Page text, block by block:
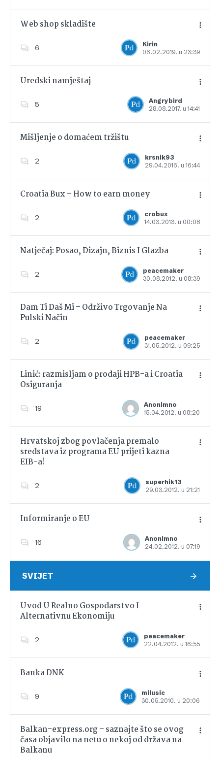
Web shop skladište
6
Kirin
06.02.2019. u 23:39
Dodajte u favorite
Uredski namještaj
5
Angrybird
28.08.2017. u 14:41
Dodajte u favorite
Mišljenje o domaćem tržištu
2
krsnik93
29.04.2016. u 16:44
Dodajte u favorite
Croatia Bux – How to earn money
2
crobux
14.03.2013. u 00:08
Dodajte u favorite
Natječaj: Posao, Dizajn, Biznis I Glazba
2
peacemaker
30.08.2012. u 08:39
Dodajte u favorite
Dam Ti Daš Mi – Održivo Trgovanje Na
Pulski Način
2
peacemaker
31.05.2012. u 09:25
Dodajte u favorite
Linić: razmisljam o prodaji HPB-a i Croatia
Osiguranja
19
Anonimno
15.04.2012. u 08:20
Dodajte u favorite
Hrvatskoj zbog povlačenja premalo
sredstava iz programa EU prijeti kazna
EIB-a!
2
superhik13
29.03.2012. u 21:21
Informiranje o EU
16
Anonimno
24.02.2012. u 07:19
Dodajte u favorite
SVIJET
Uvod U Realno Gospodarstvo I
Alternativnu Ekonomiju
2
peacemaker
22.04.2012. u 16:55
Dodajte u favorite
Banka DNK
9
milusic
30.05.2010. u 20:06
Dodajte u favorite
Balkan-express.org – saznajte što se ovog
časa objavilo na netu o nekoj od država na
Balkanu